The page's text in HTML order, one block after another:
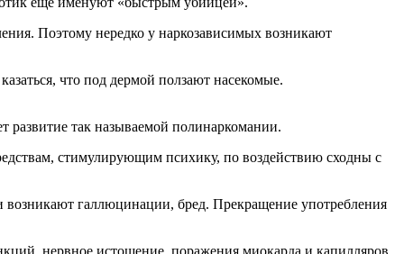
Поэтому нередко у наркозависимых возникают
что под дермой ползают насекомые.
развитие так называемой полинаркомании.
стимулирующим психику, по воздействию сходны с
возникают галлюцинации, бред. Прекращение употребления
нервное истощение, поражения миокарда и капилляров,